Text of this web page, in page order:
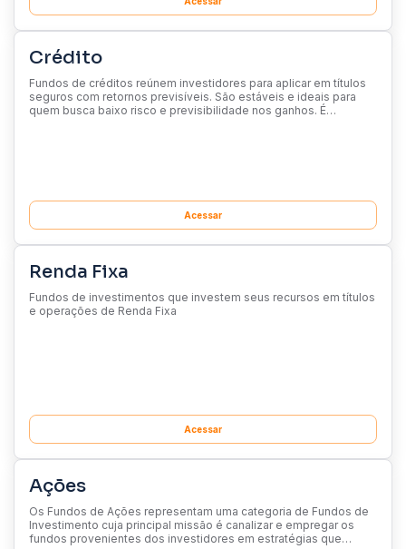
Crédito
Fundos de créditos reúnem investidores para aplicar em títulos
seguros com retornos previsíveis. São estáveis e ideais para
quem busca baixo risco e previsibilidade nos ganhos. É
Acessar
Renda Fixa
Fundos de investimentos que investem seus recursos em títulos
e operações de Renda Fixa
Acessar
Ações
Os Fundos de Ações representam uma categoria de Fundos de
Investimento cuja principal missão é canalizar e empregar os
fundos provenientes dos investidores em estratégias que